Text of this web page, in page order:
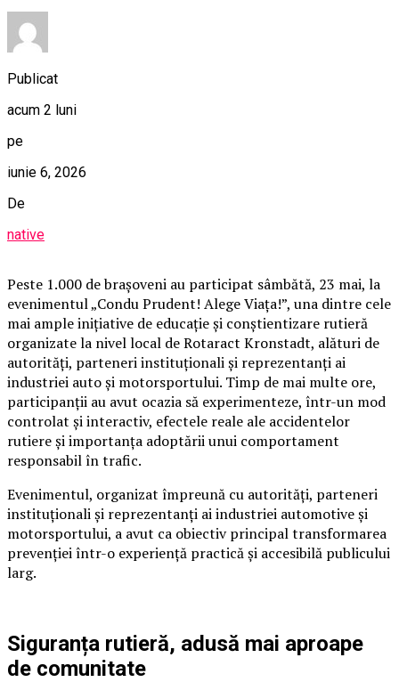
Publicat
acum 2 luni
pe
iunie 6, 2026
De
native
Peste 1.000 de brașoveni au participat sâmbătă, 23 mai, la
evenimentul „Condu Prudent! Alege Viața!”, una dintre cele
mai ample inițiative de educație și conștientizare rutieră
organizate la nivel local de Rotaract Kronstadt, alături de
autorități, parteneri instituționali și reprezentanți ai
industriei auto și motorsportului. Timp de mai multe ore,
participanții au avut ocazia să experimenteze, într-un mod
controlat și interactiv, efectele reale ale accidentelor
rutiere și importanța adoptării unui comportament
responsabil în trafic.
Evenimentul, organizat împreună cu autorități, parteneri
instituționali și reprezentanți ai industriei automotive și
motorsportului, a avut ca obiectiv principal transformarea
prevenției într-o experiență practică și accesibilă publicului
larg.
Siguranța rutieră, adusă mai aproape
de comunitate